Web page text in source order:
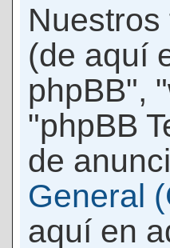
(de aquí
phpBB",
"phpBB
de
General
aquí en